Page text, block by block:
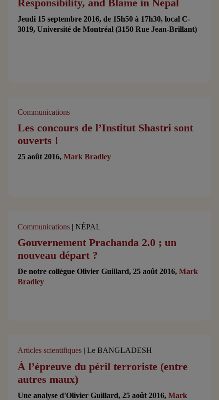
Responsibility, and Blame in Nepal
Jeudi 15 septembre 2016, de 15h50 à 17h30, local C-
3019, Université de Montréal (3150 Rue Jean-Brillant)
Communications
Les concours de l’Institut Shastri sont
ouverts !
25 août 2016,Mark Bradley
Communications | NÉPAL
Gouvernement Prachanda 2.0 ; un
nouveau départ ?
De notre collègue Olivier Guillard, 25 août 2016,Mark
Bradley
Articles scientifiques | Le BANGLADESH
À l’épreuve du péril terroriste (entre
autres maux)
Une analyse d'Olivier Guillard, 25 août 2016,Mark